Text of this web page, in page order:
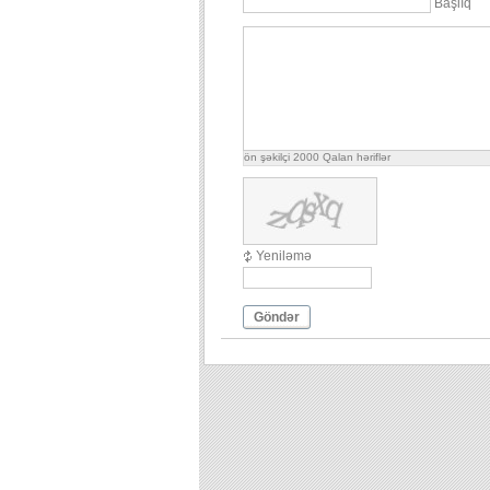
Başlıq
ön şəkilçi 2000 Qalan həriflər
Yeniləmə
Göndər